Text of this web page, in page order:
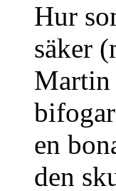
Hur
säker
Martin
en
den